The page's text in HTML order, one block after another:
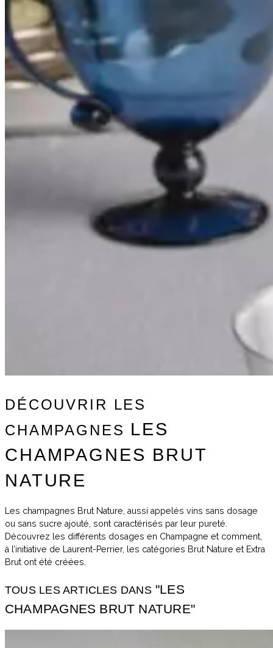
DÉCOUVRIR LES
CHAMPAGNES LES
CHAMPAGNES BRUT
NATURE
Les champagnes Brut Nature, aussi appelés vins sans dosage
ou sans sucre ajouté, sont caractérisés par leur pureté.
Découvrez les différents dosages en Champagne et comment,
à l’initiative de Laurent-Perrier, les catégories Brut Nature et Extra
Brut ont été créées.
TOUS LES ARTICLES DANS "LES
CHAMPAGNES BRUT NATURE"